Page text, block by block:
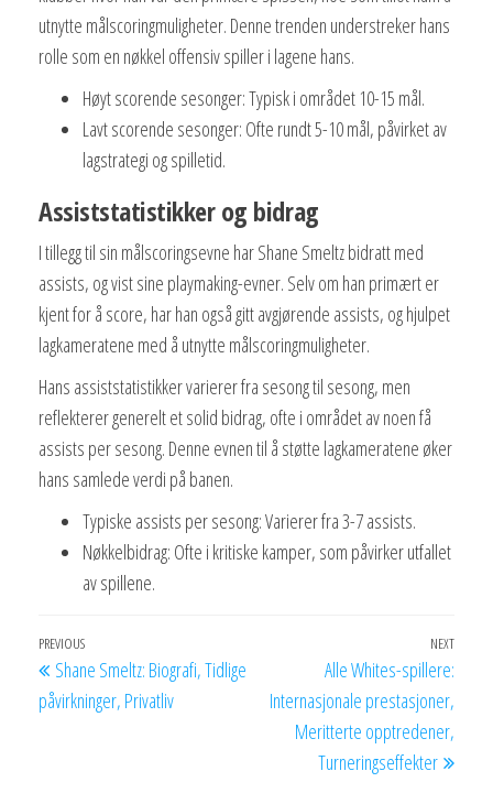
utnytte målscoringmuligheter. Denne trenden understreker hans
rolle som en nøkkel offensiv spiller i lagene hans.
Høyt scorende sesonger: Typisk i området 10-15 mål.
Lavt scorende sesonger: Ofte rundt 5-10 mål, påvirket av
lagstrategi og spilletid.
Assiststatistikker og bidrag
I tillegg til sin målscoringsevne har Shane Smeltz bidratt med
assists, og vist sine playmaking-evner. Selv om han primært er
kjent for å score, har han også gitt avgjørende assists, og hjulpet
lagkameratene med å utnytte målscoringmuligheter.
Hans assiststatistikker varierer fra sesong til sesong, men
reflekterer generelt et solid bidrag, ofte i området av noen få
assists per sesong. Denne evnen til å støtte lagkameratene øker
hans samlede verdi på banen.
Typiske assists per sesong: Varierer fra 3-7 assists.
Nøkkelbidrag: Ofte i kritiske kamper, som påvirker utfallet
av spillene.
Post
navigation
Previous
Post
PREVIOUS
Shane Smeltz: Biografi, Tidlige
påvirkninger, Privatliv
Next
NEXT
Alle Whites-spillere:
Internasjonale prestasjoner,
Meritterte opptredener,
Turneringseffekter